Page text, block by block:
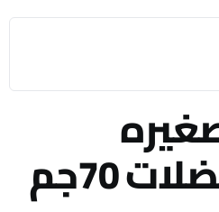
70جم